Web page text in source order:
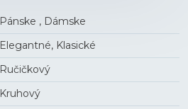
Pánske , Dámske
Elegantné, Klasické
Ručičkový
Kruhový